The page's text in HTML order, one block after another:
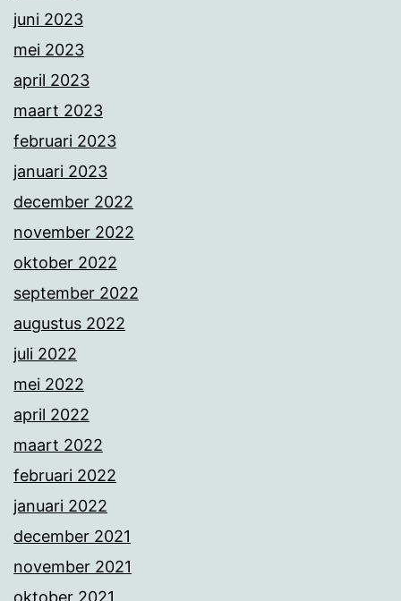
juni 2023
mei 2023
april 2023
maart 2023
februari 2023
januari 2023
december 2022
november 2022
oktober 2022
september 2022
augustus 2022
juli 2022
mei 2022
april 2022
maart 2022
februari 2022
januari 2022
december 2021
november 2021
oktober 2021